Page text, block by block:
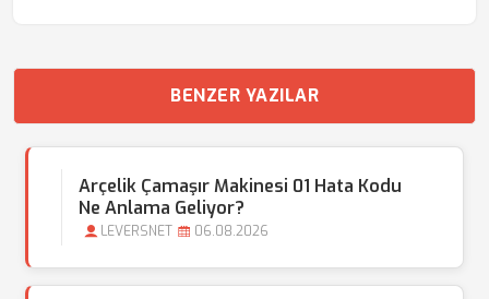
BENZER YAZILAR
Arçelik Çamaşır Makinesi 01 Hata Kodu
Ne Anlama Geliyor?
LEVERSNET 06.08.2026